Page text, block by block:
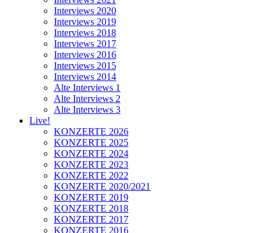
Interviews 2020
Interviews 2019
Interviews 2018
Interviews 2017
Interviews 2016
Interviews 2015
Interviews 2014
Alte Interviews 1
Alte Interviews 2
Alte Interviews 3
Live!
KONZERTE 2026
KONZERTE 2025
KONZERTE 2024
KONZERTE 2023
KONZERTE 2022
KONZERTE 2020/2021
KONZERTE 2019
KONZERTE 2018
KONZERTE 2017
KONZERTE 2016